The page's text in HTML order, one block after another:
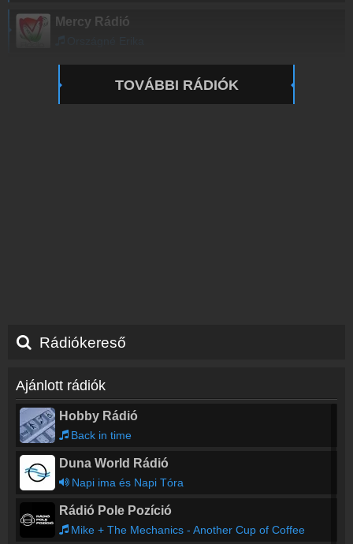
Mercy Rádió
TOVÁBBI RÁDIÓK
Rádiókereső
Ajánlott rádiók
Hobby Rádió
Back in time
Duna World Rádió
Napi ima és Napi Tóra
Rádió Pole Pozíció
Mike + The Mechanics - Another Cup of Coffee